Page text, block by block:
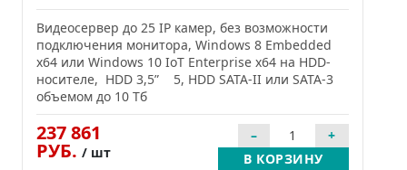
Видеосервер до 25 IP камер, без возможности
подключения монитора, Windows 8 Embedded
x64 или Windows 10 IoT Enterprise x64 на HDD-
носителе, HDD 3,5” 5, HDD SATA-II или SATA-3
объемом до 10 Тб
237 861
РУБ. / шт В КОРЗИНУ